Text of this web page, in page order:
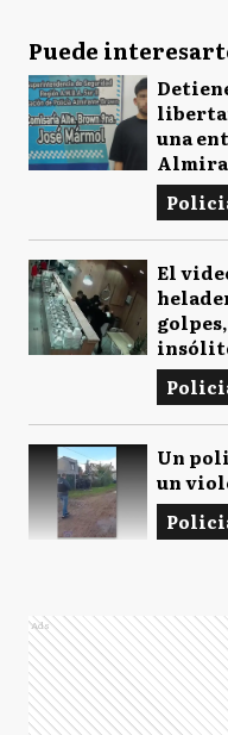
Puede
una
El
Un
un
Ads